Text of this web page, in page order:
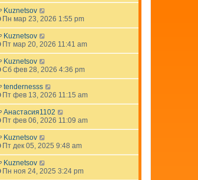
Kuznetsov
Пн мар 23, 2026 1:55 pm
Kuznetsov
Пт мар 20, 2026 11:41 am
Kuznetsov
Сб фев 28, 2026 4:36 pm
tendernesss
Пт фев 13, 2026 11:15 am
Анастасия1102
Пт фев 06, 2026 11:09 am
Kuznetsov
Пт дек 05, 2025 9:48 am
Kuznetsov
Пн ноя 24, 2025 3:24 pm